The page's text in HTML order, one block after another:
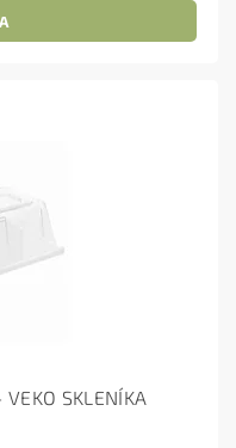
SKLENÍKA